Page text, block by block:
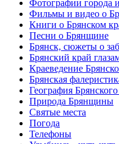
Фотографии города
Фильмы и видео о
Книги о Брянском
Песни о Брянщине
Брянск, сюжеты о
Брянский край
Краеведение
Брянская
География
Природа Брянщины
Святые места
Погода
Телефоны